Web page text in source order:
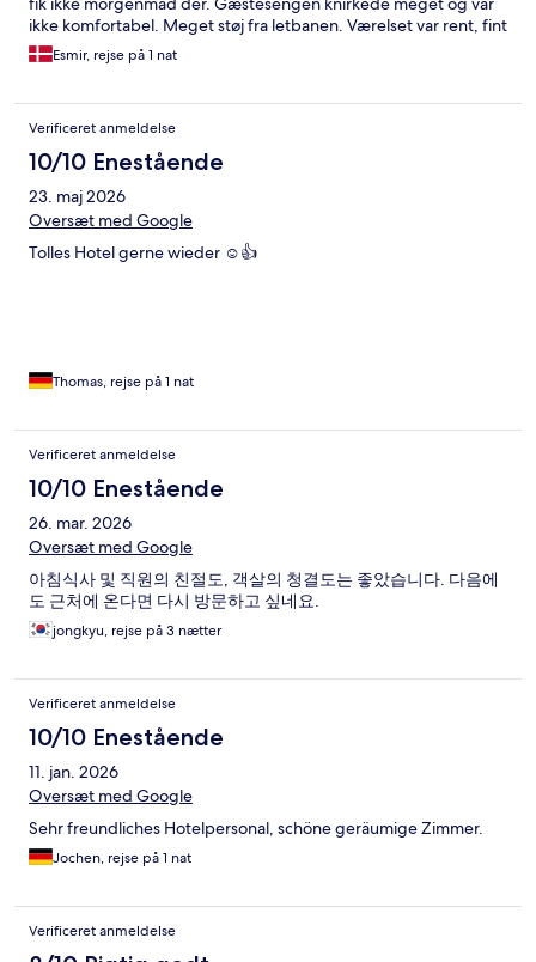
ikke komfortabel. Meget støj fra letbanen. Værelset var rent, fint
badeværelse. Uhøflig reception. Anbefales ikke.
Esmir, rejse på 1 nat
Verificeret anmeldelse
10/10 Enestående
23. maj 2026
Oversæt med Google
Tolles Hotel gerne wieder ☺️👍
Thomas, rejse på 1 nat
Verificeret anmeldelse
10/10 Enestående
26. mar. 2026
Oversæt med Google
아침식사 및 직원의 친절도, 객살의 청결도는 좋았습니다. 다음에
도 근처에 온다면 다시 방문하고 싶네요.
jongkyu, rejse på 3 nætter
Verificeret anmeldelse
10/10 Enestående
11. jan. 2026
Oversæt med Google
Sehr freundliches Hotelpersonal, schöne geräumige Zimmer.
Jochen, rejse på 1 nat
Verificeret anmeldelse